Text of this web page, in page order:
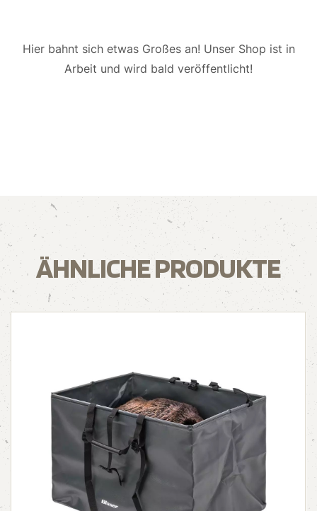
Hier bahnt sich etwas Großes an! Unser Shop ist in
Arbeit und wird bald veröffentlicht!
ÄHNLICHE PRODUKTE